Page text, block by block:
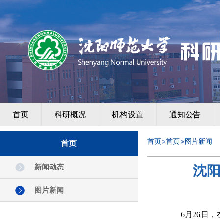
首页 科研概况 机构设置 通知公告
首页
新闻动态
图片新闻
首页 首页 图片新闻
沈
6月 26 日，